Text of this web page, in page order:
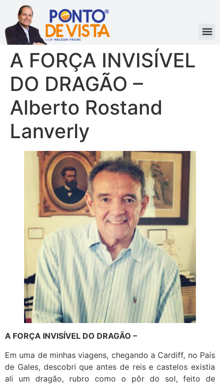
A FORÇA INVISÍVEL
DO DRAGÃO –
Alberto Rostand
Lanverly
A FORÇA INVISÍVEL DO DRAGÃO –
Em uma de minhas viagens, chegando a Cardiff, no País
de Gales, descobri que antes de reis e castelos existia
ali um dragão, rubro como o pôr do sol, feito de